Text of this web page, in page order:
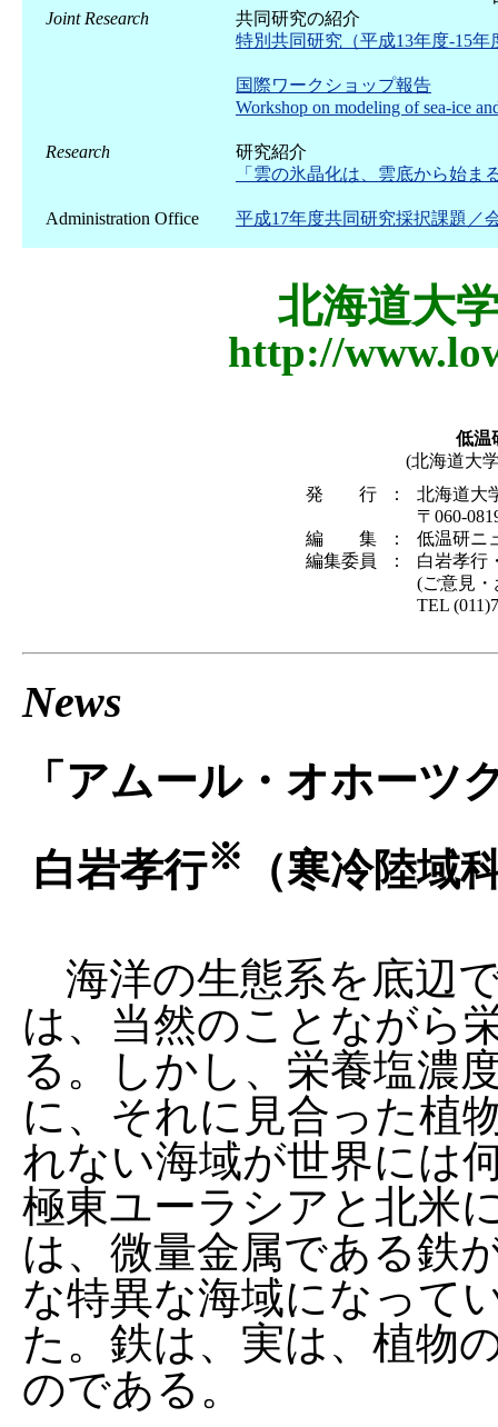
Joint Research
共同研究の紹介
特別共同研究（平成13年度-15
国際ワークショップ報告
Workshop on modeling of sea-ice
Research
研究紹介
「雲の氷晶化は、雲底から始ま
Administration Office 平成17年度共同研究採択課題／
北海道大
http://
低温
(北海道大
発 行
：
北海道大
〒060-
編 集
：
低温研ニ
編集委員
：
白岩孝行
(ご意見
TEL
News
「アムール・オホーツ
白岩孝行※ （寒冷陸
海洋の生態系を底辺
は、当然のことながら
る。しかし、栄養塩濃
に、それに見合った植
れない海域が世界には
極東ユーラシアと北米
は、微量金属である鉄
な特異な海域になって
た。鉄は、実は、植物
のである。